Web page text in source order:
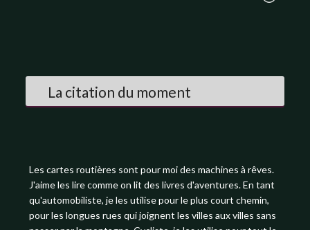
La citation du moment
Les cartes routières sont pour moi des machines à rêves.
J'aime les lire comme on lit des livres d'aventures. En tant
qu'automobiliste, je les utilise pour le plus court chemin,
pour les longues rues qui joignent les villes aux villes sans